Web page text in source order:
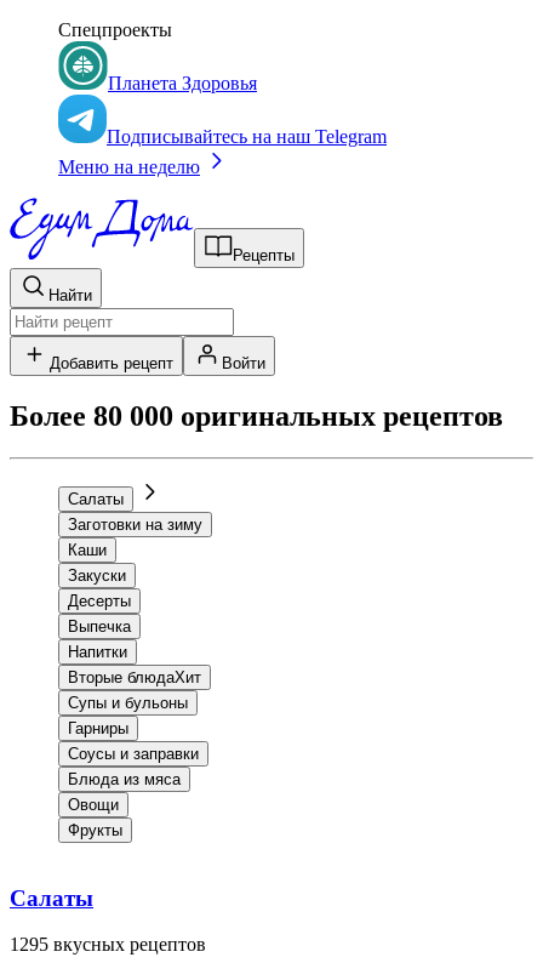
Спецпроекты
Планета Здоровья
Подписывайтесь на наш Telegram
Меню на неделю
Рецепты
Найти
Добавить рецепт Войти
Более 80 000 оригинальных рецептов
Салаты
Заготовки на зиму
Каши
Закуски
Десерты
Выпечка
Напитки
Вторые блюдаХит
Супы и бульоны
Гарниры
Соусы и заправки
Блюда из мяса
Овощи
Фрукты
Салаты
1295 вкусных рецептов